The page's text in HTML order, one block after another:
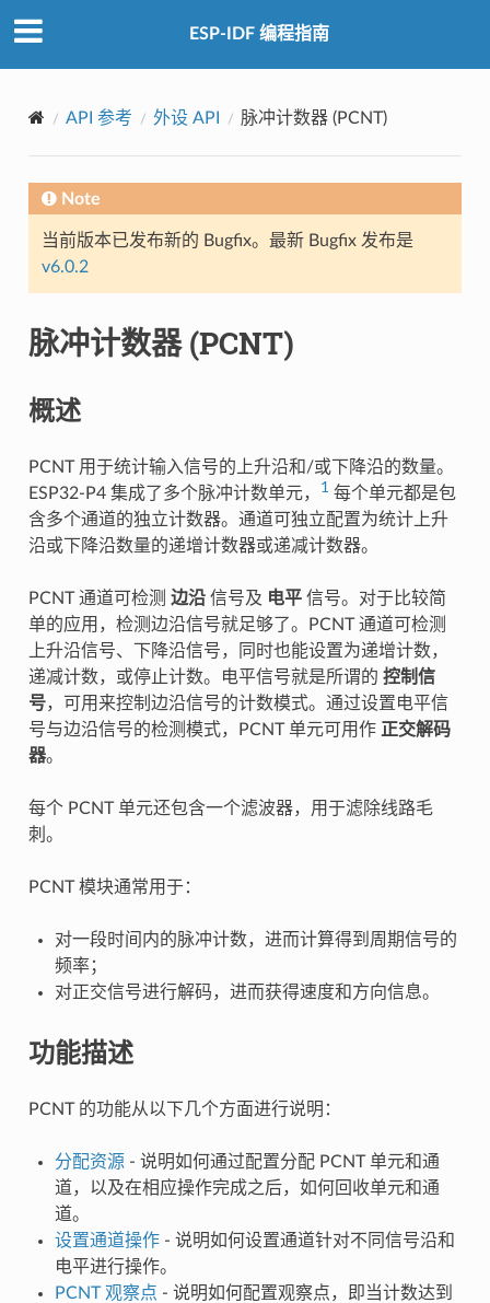
ESP-IDF 编程指南
API 参考 外设 API 脉冲计数器 (PCNT)
Note
当前版本已发布新的 Bugfix。最新 Bugfix 发布是
v6.0.2
脉冲计数器 (PCNT)
概述
PCNT 用于统计输入信号的上升沿和/或下降沿的数量。
ESP32-P4 集成了多个脉冲计数单元，
1每个单元都是包
含多个通道的独立计数器。通道可独立配置为统计上升
沿或下降沿数量的递增计数器或递减计数器。
PCNT 通道可检测 边沿信号及 电平信号。对于比较简
单的应用，检测边沿信号就足够了。PCNT 通道可检测
上升沿信号、下降沿信号，同时也能设置为递增计数，
递减计数，或停止计数。电平信号就是所谓的 控制信
号，可用来控制边沿信号的计数模式。通过设置电平信
号与边沿信号的检测模式，PCNT 单元可用作 正交解码
器。
每个 PCNT 单元还包含一个滤波器，用于滤除线路毛
刺。
PCNT 模块通常用于：
对一段时间内的脉冲计数，进而计算得到周期信号的
频率；
对正交信号进行解码，进而获得速度和方向信息。
功能描述
PCNT 的功能从以下几个方面进行说明：
分配资源 - 说明如何通过配置分配 PCNT 单元和通
道，以及在相应操作完成之后，如何回收单元和通
道。
设置通道操作- 说明如何设置通道针对不同信号沿和
电平进行操作。
PCNT 观察点 - 说明如何配置观察点，即当计数达到